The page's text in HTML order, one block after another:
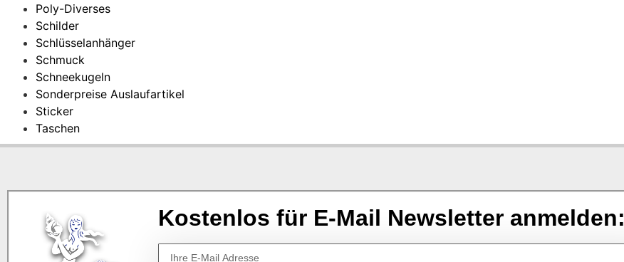
Poly-Diverses
Schilder
Schlüsselanhänger
Schmuck
Schneekugeln
Sonderpreise Auslaufartikel
Sticker
Taschen
Kostenlos für E-Mail Newsletter anmelden: